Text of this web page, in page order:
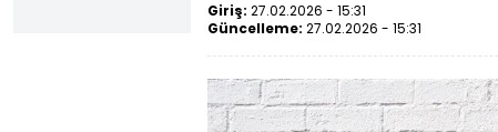
Giriş: 27.02.2026 - 15:31
Güncelleme: 27.02.2026 - 15:31